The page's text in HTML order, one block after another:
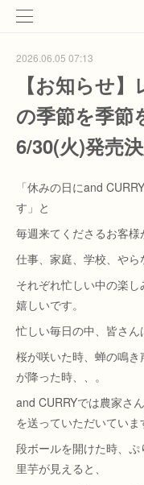
2026.06.05 07:13
【お知らせ
の季節を季節
6/30(火)発売
「休みの日にand
す」と
毎週来てくださるお客様
仕事、家庭、学校、やら
それぞれ忙しい中の楽
嬉しいです。
忙しい毎日の中、皆さ
桜が咲いた時、蝉の鳴
が降った時、、。
and CURRYでは農家さ
を送っていただいていま
段ボールを開けた時、
里芋が見えると、